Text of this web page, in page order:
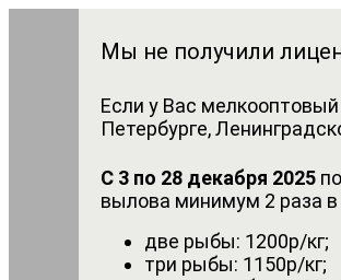
Мы не получили
Если у Вас
Петербурге,
С 3 по 28 декабря 2025
вылова минимум 2 раза
две рыбы: 1200р/кг;
три рыбы: 1150р/кг;